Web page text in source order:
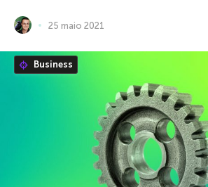
25 maio 2021
Business